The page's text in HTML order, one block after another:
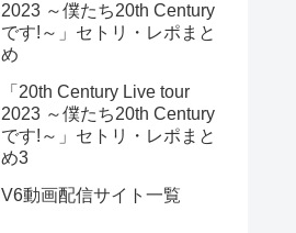
2023 ～僕たち20th Century
です!～」セトリ・レポまと
め
「20th Century Live tour
2023 ～僕たち20th Century
です!～」セトリ・レポまと
め3
V6動画配信サイト一覧